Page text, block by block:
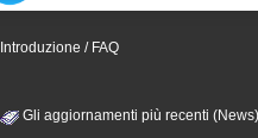
Introduzione / FAQ
Gli aggiornamenti più recenti (News)